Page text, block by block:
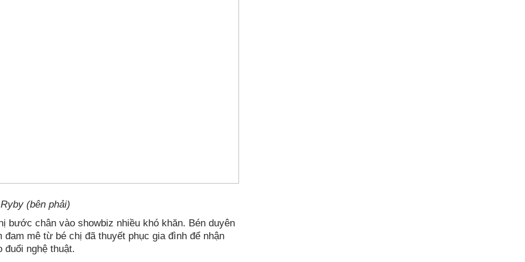
(bên phải)
bước chân vào showbiz nhiều khó khăn. Bén duyên
mê từ bé chị đã thuyết phục gia đình để nhận
nghệ thuật.